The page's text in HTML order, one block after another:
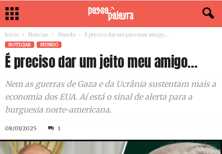
Início Noticiar Mundo É preciso dar um jeito meu amigo…
NOTICIAR MUNDO
É preciso dar um jeito meu amigo…
Nem as guerras de Gaza e da Ucrânia sustentam mais a
economia dos EUA. Aí está o sinal de alerta para a
burguesia norte-americana.
08/03/2025 1